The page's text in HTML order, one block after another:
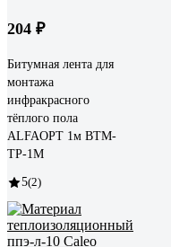
204 ₽
Битумная лента для
монтажа
инфракрасного
тёплого пола
ALFAOPT 1м BTM-
TP-1M
5(2)